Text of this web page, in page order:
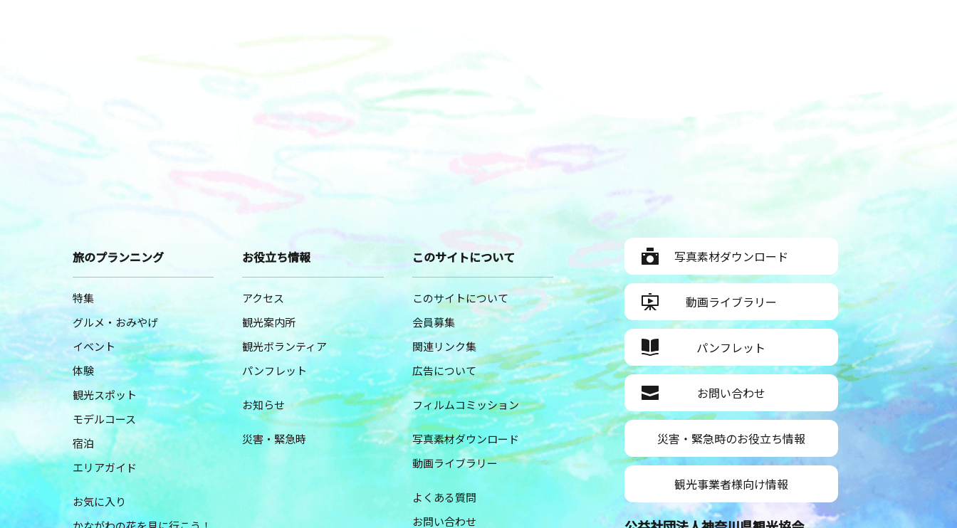
旅のプランニング
特集
グルメ・おみやげ
イベント
体験
観光スポット
モデルコース
宿泊
エリアガイド
お気に入り
お役立ち情報
アクセス
観光案内所
観光ボランティア
パンフレット
お知らせ
災害・緊急時
このサイトについて
このサイトについて
会員募集
関連リンク集
広告について
フィルムコミッション
写真素材ダウンロード
動画ライブラリー
よくある質問
お問い合わせ
写真素材ダウンロード
動画ライブラリー
パンフレット
お問い合わせ
災害・緊急時のお役立ち情報
観光事業者様向け情報